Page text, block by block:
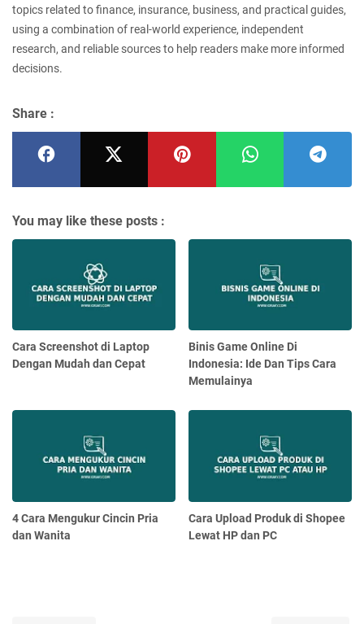
topics related to finance, insurance, business, and practical guides,
using a combination of real-world experience, independent
research, and reliable sources to help readers make more informed
decisions.
Share :
You may like these posts :
Cara Screenshot di Laptop
Dengan Mudah dan Cepat
Binis Game Online Di
Indonesia: Ide Dan Tips Cara
Memulainya
4 Cara Mengukur Cincin Pria
dan Wanita
Cara Upload Produk di Shopee
Lewat HP dan PC